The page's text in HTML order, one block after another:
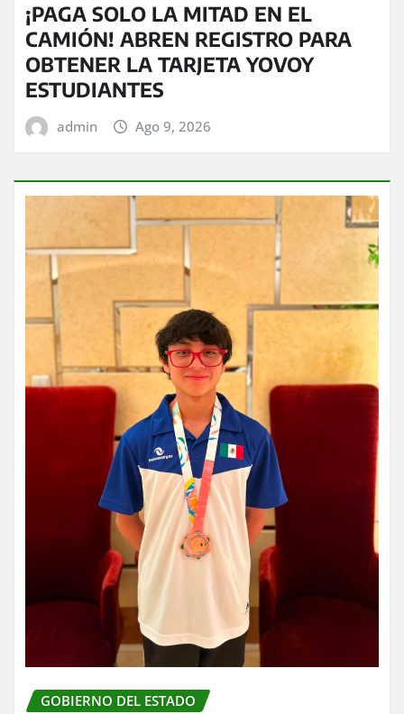
¡PAGA SOLO LA MITAD EN EL
CAMIÓN! ABREN REGISTRO PARA
OBTENER LA TARJETA YOVOY
ESTUDIANTES
admin Ago 9, 2026
GOBIERNO DEL ESTADO